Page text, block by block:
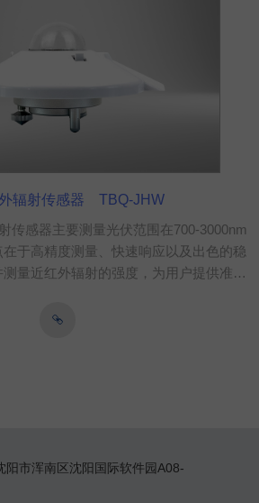
辐射传感器 TBQ-JHW
传感器主要测量光伏范围在700-3000nm
在于高精度测量、快速响应以及出色的稳
量近红外辐射的强度，为用户提供准确
，帮助用户实时监测和分析近红外辐射的
阳市浑南区沈阳国际软件园A08-